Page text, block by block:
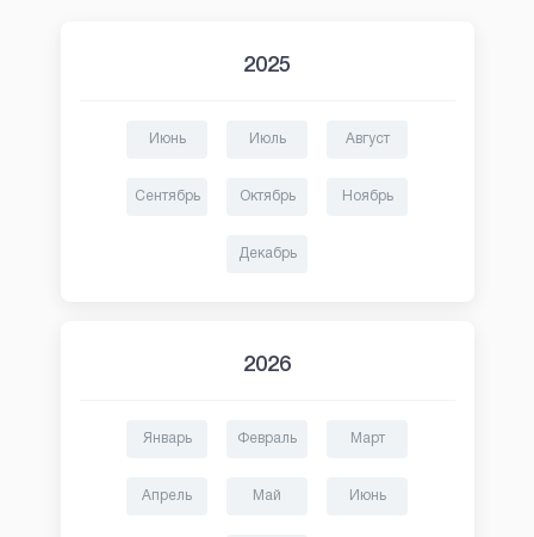
2025
Июнь Июль Август
Сентябрь Октябрь Ноябрь
Декабрь
2026
Январь Февраль Март
Апрель Май Июнь